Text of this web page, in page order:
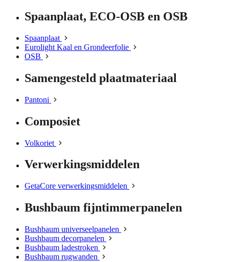
Spaanplaat, ECO-OSB en OSB
Spaanplaat
Eurolight Kaal en Grondeerfolie
OSB
Samengesteld plaatmateriaal
Pantoni
Composiet
Volkoriet
Verwerkingsmiddelen
GetaCore verwerkingsmiddelen
Bushbaum fijntimmerpanelen
Bushbaum universeelpanelen
Bushbaum decorpanelen
Bushbaum ladestroken
Bushbaum rugwanden